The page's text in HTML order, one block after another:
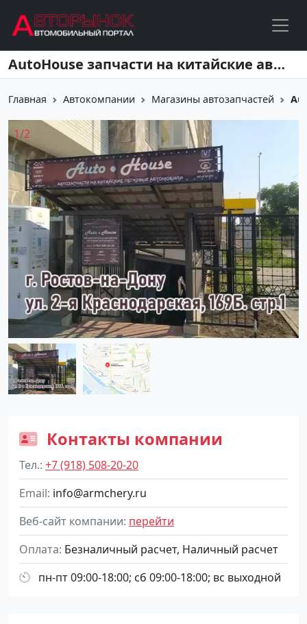
Перейти к основному содержанию AutoHouse запчасти на китайские авто Ростов-на-Дону
Главная Автокомпании Магазины автозапчастей
Контакты компании
Тел. +7 (918) 508-20-20
Email info@armchery.ru
Веб-сайт компании перейти
Оплата Безналичный расчет, Наличный расчет
пн-пт 09:00-18:00; сб 09:00-18:00; вс выходной
1/2